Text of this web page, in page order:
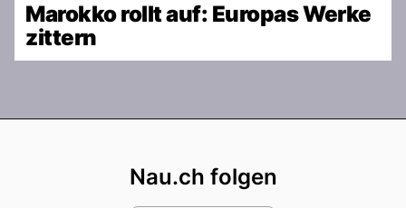
Marokko rollt auf: Europas Werke
zittern
Nau.ch folgen